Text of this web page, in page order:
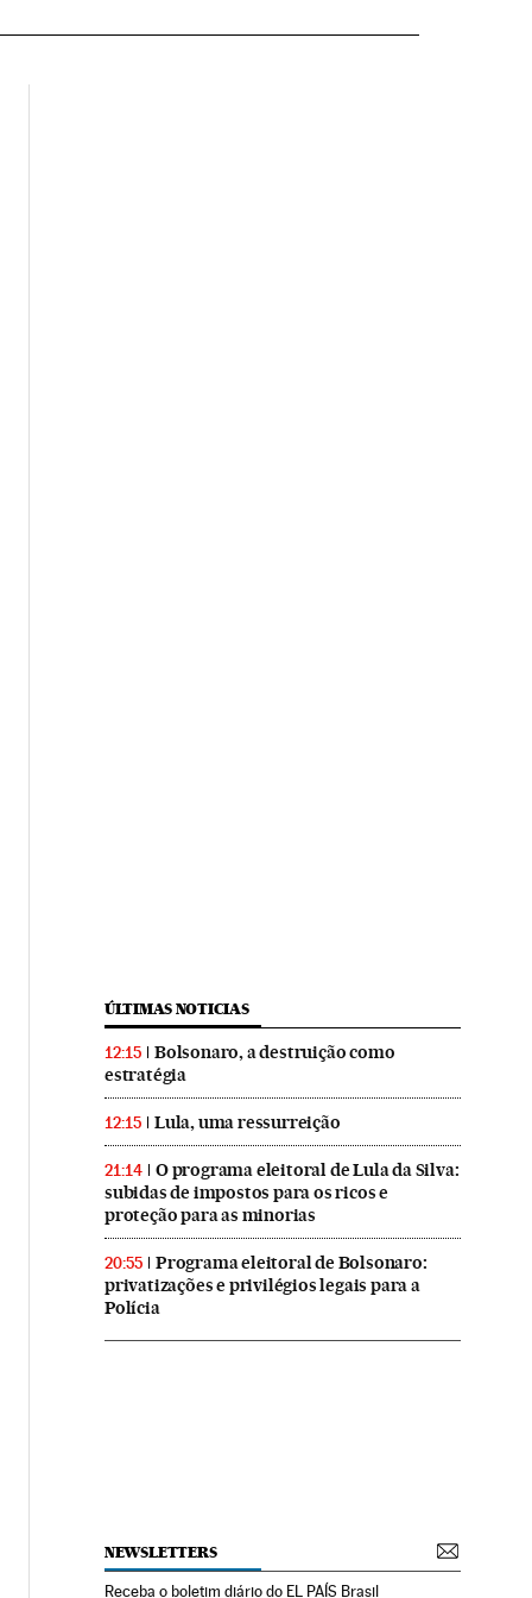
ÚLTIMAS NOTICIAS
12:15
Bolsonaro, a destruição como
estratégia
12:15 Lula, uma ressurreição
21:14
O programa eleitoral de Lula da Silva:
subidas de impostos para os ricos e
proteção para as minorias
20:55
Programa eleitoral de Bolsonaro:
privatizações e privilégios legais para a
Polícia
NEWSLETTERS
Receba o boletim diário do EL PAÍS Brasil